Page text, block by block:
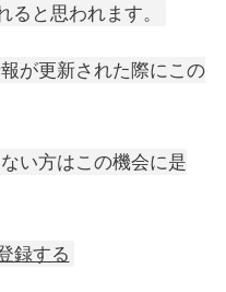
ると思われます。
が更新された際にこの
い方はこの機会に是
録する